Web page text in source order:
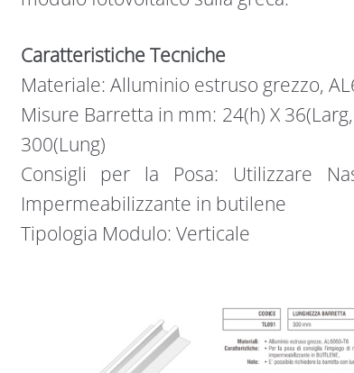
Caratteristiche Tecniche
Materiale: Alluminio estruso grezzo,
Misure Barretta in mm: 24(h) X
300(Lung)
Consigli per la Posa: Utilizzare
Impermeabilizzante in butilene
Tipologia Modulo: Verticale